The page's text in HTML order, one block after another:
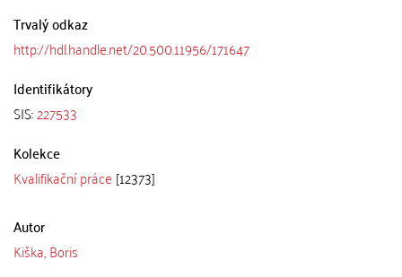
Trvalý odkaz
http://hdl.handle.net/20.500.11956/171647
Identifikátory
SIS:227533
Kolekce
Kvalifikační práce [12373]
Autor
Kiška, Boris